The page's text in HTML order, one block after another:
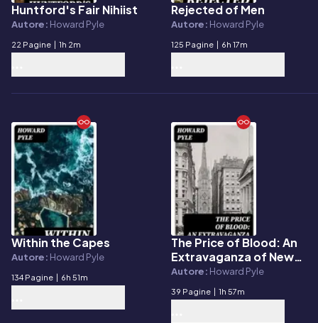
E-book
Huntford's Fair Nihiist
Autore: Howard Pyle
22 Pagine | 1h 2m
E-book
Rejected of Men
Autore: Howard Pyle
125 Pagine | 6h 17m
E-book
Within the Capes
Autore: Howard Pyle
134 Pagine | 6h 51m
E-book
The Price of Blood: An
Extravaganza of New
York Life in 1807
Autore: Howard Pyle
39 Pagine | 1h 57m